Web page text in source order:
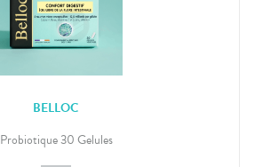
BELLOC
Probiotique 30 Gelules